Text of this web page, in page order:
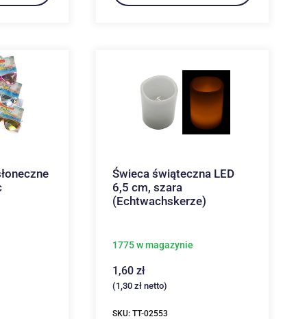
Świeca świąteczna LED
6,5 cm, szara
(Echtwachskerze)
1775 w magazynie
1,60 zł
(1,30 zł netto)
SKU: TT-02553